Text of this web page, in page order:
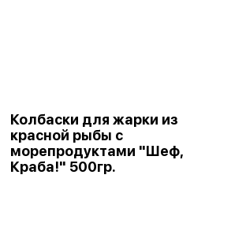
Колбаски для жарки из
красной рыбы с
морепродуктами "Шеф,
Краба!" 500гр.